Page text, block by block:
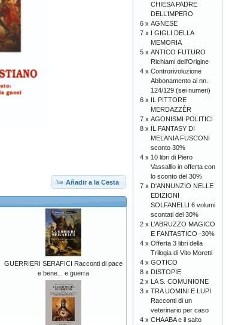
Añadir a la Cesta
GUERRIERI SERAFICI Racconti di pace
e bene... e guerra
CHIESA PADRE
DELL’IMPERO
6 x AGNESE
7 x I GIGLI DELLA
MEMORIA
5 x ANTICO FUTURO
Richiami dell'Origine
4 x Controrivoluzione
Abbonamento ai nn.
124/129 (sei numeri)
6 x IL PITTORE
MERDAZZÈR
7 x AGONISMI POLITICI
8 x IL FANTASY DI
MELANIA FUSCONI
sconto 30%
4 x 10 libri di Piero
Vassalllo in offerta con
lo sconto del 30%
7 x D'ANNUNZIO NELLE
EDIZIONI
SOLFANELLI 6 volumi
scontati del 30%
2 x L’ABRUZZO MAGICO
E FANTASTICO -30%
4 x Offerta 3 libri della
Trilogia di Vito Moretti
4 x GOTICO
8 x DISTOPIE
2 x LA S. COMUNIONE
3 x TRA UOMINI E LUPI
Racconti di un
veterinario per caso
4 x CHAABA e il salto